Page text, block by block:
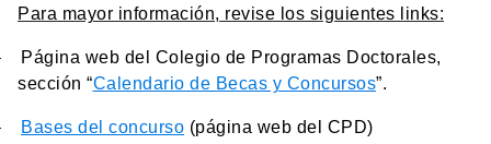
Para mayor información, revise los siguientes links:
Página web del Colegio de Programas Doctorales,
sección “Calendario de Becas y Concursos”.
Bases del concurso (página web del CPD)